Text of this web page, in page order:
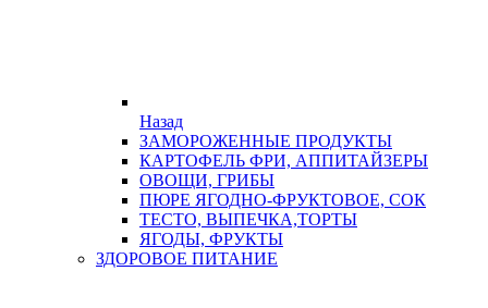
Назад
ЗАМОРОЖЕННЫЕ ПРОДУКТЫ
КАРТОФЕЛЬ ФРИ, АППИТАЙЗЕРЫ
ОВОЩИ, ГРИБЫ
ПЮРЕ ЯГОДНО-ФРУКТОВОЕ, СОК
ТЕСТО, ВЫПЕЧКА,ТОРТЫ
ЯГОДЫ, ФРУКТЫ
ЗДОРОВОЕ ПИТАНИЕ